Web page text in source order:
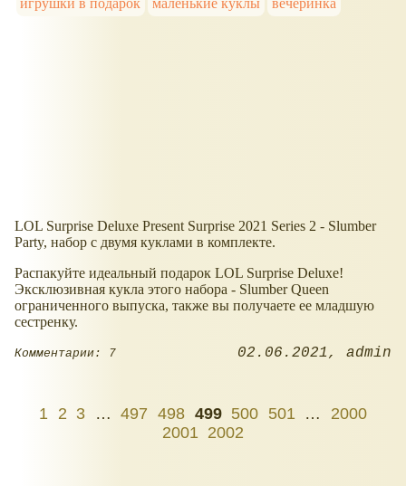
игрушки в подарок
маленькие куклы вечеринка
LOL Surprise Deluxe Present Surprise 2021 Series 2 - Slumber
Party, набор с двумя куклами в комплекте.
Распакуйте идеальный подарок LOL Surprise Deluxe!
Эксклюзивная кукла этого набора - Slumber Queen
ограниченного выпуска, также вы получаете ее младшую
сестренку.
Комментарии: 7 02.06.2021 admin
1 2 3 … 497 498 499 500 501 …
2000
2001 2002